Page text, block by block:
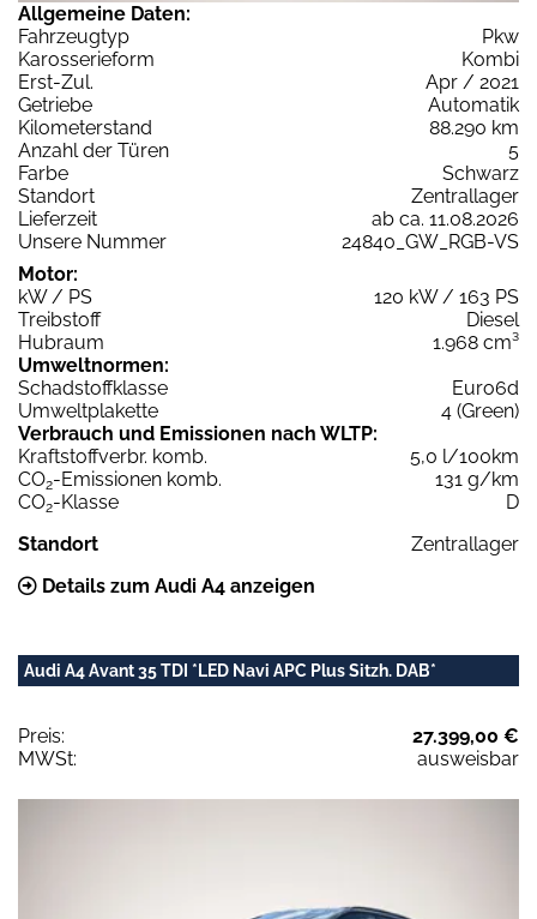
Allgemeine Daten:
Fahrzeugtyp
Pkw
Karosserieform
Kombi
Erst-Zul.
Apr / 2021
Getriebe
Automatik
Kilometerstand
88.290 km
Anzahl der Türen
5
Farbe
Schwarz
Standort
Zentrallager
Lieferzeit
ab ca. 11.08.2026
Unsere Nummer
24840_GW_RGB-VS
Motor:
kW / PS
120 kW / 163 PS
Treibstoff
Diesel
Hubraum
1.968 cm³
Umweltnormen:
Schadstoffklasse
Euro6d
Umweltplakette
4 (Green)
Verbrauch und Emissionen nach WLTP:
Kraftstoffverbr. komb.
5,0 l/100km
CO2-Emissionen komb.
131 g/km
CO2-Klasse
D
Standort
Zentrallager
Details zum Audi A4 anzeigen
Audi A4 Avant 35 TDI *LED Navi APC Plus Sitzh. DAB*
Preis:
27.399,00 €
MWSt:
ausweisbar